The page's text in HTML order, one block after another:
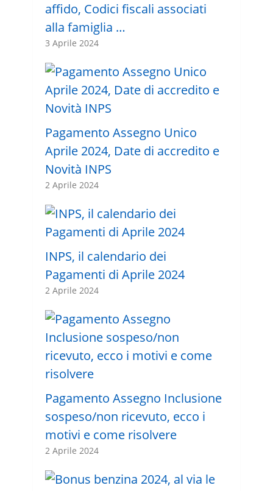
affido, Codici fiscali associati
alla famiglia …
3 Aprile 2024
Pagamento Assegno Unico
Aprile 2024, Date di accredito e
Novità INPS
2 Aprile 2024
INPS, il calendario dei
Pagamenti di Aprile 2024
2 Aprile 2024
Pagamento Assegno Inclusione
sospeso/non ricevuto, ecco i
motivi e come risolvere
2 Aprile 2024